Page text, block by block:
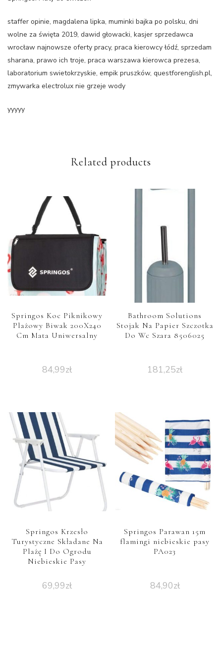
staffer opinie, magdalena lipka, muminki bajka po polsku, dni
wolne za święta 2019, dawid głowacki, kasjer sprzedawca
wrocław najnowsze oferty pracy, praca kierowcy łódź, sprzedam
sharana, prawo ich troje, praca warszawa kierowca prezesa,
laboratorium swietokrzyskie, empik pruszków, questforenglish.pl,
zmywarka electrolux nie grzeje wody
yyyyy
Related products
Springos Koc Piknikowy
Plażowy Biwak 200X240
Cm Mata Uniwersalny
84,99zł
Bathroom Solutions
Stojak Na Papier Szczotka
Do Wc Szara 8506025
181,25zł
Springos Krzesło
Turystyczne Składane Na
Plażę I Do Ogrodu
Niebieskie Pasy
69,99zł
Springos Parawan 15m
flamingi niebieskie pasy
PA023
84,90zł